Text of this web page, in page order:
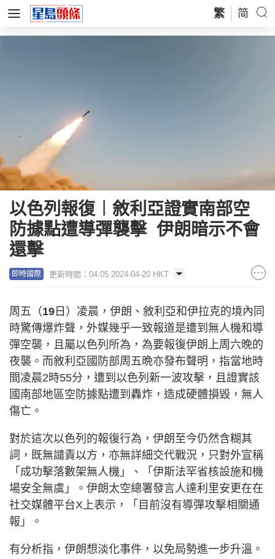
繁 简
以色列報復︱敘利亞證實南部空
防據點遭導彈襲擊 伊朗暗示不會
還擊
即時國際 更新時間：04:05 2024-04-20 HKT
周五（19 日）凌晨，伊朗、敘利亞和伊拉克的境內同
時驚傳爆炸聲，外媒幾乎一致報道是遭到無人機和導
彈空襲，且屬以色列所為，為要報復伊朗上周六晚的
夜襲。而敘利亞國防部周五晩亦發布聲明，指當地時
間凌晨2時55分，遭到以色列新一波攻擊，且證實該
國南部地區空防據點遭到轟炸，造成硬體損毀，無人
傷亡。
對於這次以色列的報復行為，伊朗至今仍然含糊其
詞，既無譴責以方，亦無詳細交代戰況，只對外宣稱
「成功擊落數架無人機」、「伊斯法罕省核設施和機
場安全無虞」。伊朗太空總署發言人達利里安更在在
社交媒體平台X上表示，「目前沒有導彈攻擊相關通
報」。
有分析指，伊朗想淡化事件，以免局勢進一步升溫。